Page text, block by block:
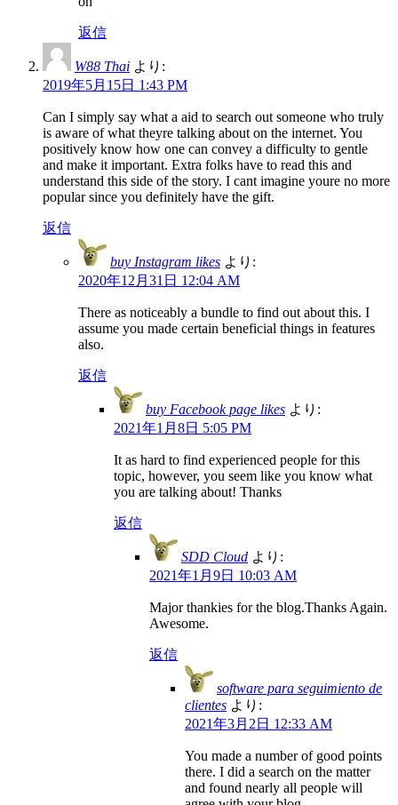
返信
W88 Thai より:
2019年5月15日 1:43 PM
Can I simply say what a aid to search out someone who truly
is aware of what theyre talking about on the internet. You
positively know how one can convey a difficulty to gentle
and make it important. Extra folks have to read this and
understand this side of the story. I cant imagine youre no more
popular since you definitely have the gift.
返信
buy Instagram likes より:
2020年12月31日 12:04 AM
There as noticeably a bundle to find out about this. I
assume you made certain beneficial things in features
also.
返信
buy Facebook page likes より:
2021年1月8日 5:05 PM
It as hard to find experienced people for this
topic, however, you seem like you know what
you are talking about! Thanks
返信
SDD Cloud より:
2021年1月9日 10:03 AM
Major thankies for the blog.Thanks Again.
Awesome.
返信
software para seguimiento de
clientes より:
2021年3月2日 12:33 AM
You made a number of good points
there. I did a search on the matter
and found nearly all people will